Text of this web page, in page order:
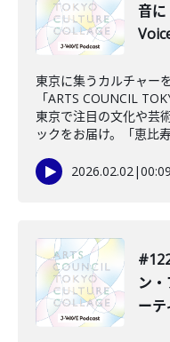
音
東京に集うカルチャー
「ARTS COUNCIL
東京で注目の文化や芸
ックをお届け。「恵比
2026.02.02|
ン
ー